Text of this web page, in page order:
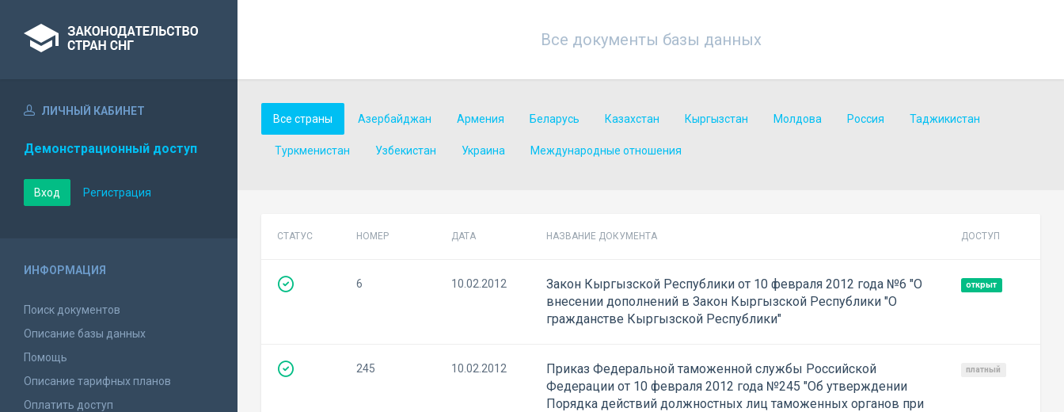
Все документы базы данных
ЛИЧНЫЙ КАБИНЕТ
Демонстрационный доступ
Вход Регистрация
ИНФОРМАЦИЯ
Поиск документов
Описание базы данных
Помощь
Описание тарифных планов
Оплатить доступ
Все страны Азербайджан Армения Беларусь Казахстан Кыргызстан Молдова Россия Таджикистан
Туркменистан Узбекистан Украина Международные отношения
СТАТУС НОМЕР ДАТА НАЗВАНИЕ ДОКУМЕНТА ДОСТУП
6 10.02.2012
Закон Кыргызской Республики от 10 февраля 2012 года №6 "О
внесении дополнений в Закон Кыргызской Республики "О
гражданстве Кыргызской Республики"
открыт
245 10.02.2012
Приказ Федеральной таможенной службы Российской
Федерации от 10 февраля 2012 года №245 "Об утверждении
Порядка действий должностных лиц таможенных органов при
платный